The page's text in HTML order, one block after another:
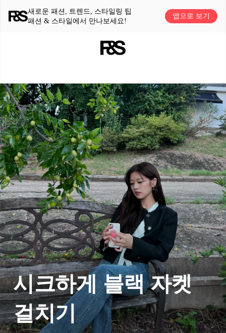
새로운 패션, 트렌드, 스타일링 팁
패션 & 스타일에서 만나보세요!
앱으로 보기
시크하게 블랙 자켓
걸치기